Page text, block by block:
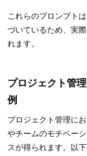
これらのプロンプト
づいているため、実
れます。
プロジェクト管
例
プロジェクト管理に
やチームのモチベー
スが得られます。以